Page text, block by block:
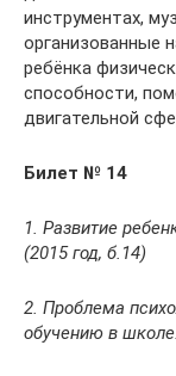
инструментах,
организованные
ребёнка
способности,
двигательной
Билет № 14
1. Развитие
(2015 год, б.14)
2. Проблема
обучению в школе.